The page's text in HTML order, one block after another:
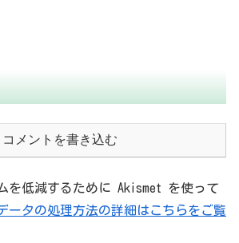
コメントを書き込む
を低減するために Akismet を使って
ータの処理方法の詳細はこちらをご覧